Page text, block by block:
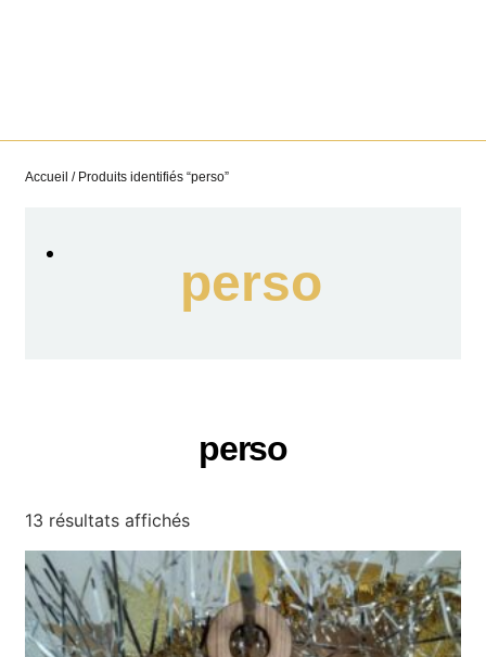
Accueil / Produits identifiés “perso”
perso
perso
13 résultats affichés